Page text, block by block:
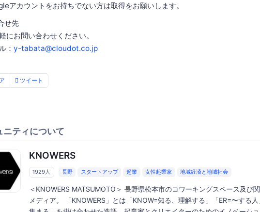
アカウントをお持ちでない方は取得をお願いします。
せ先
にお問い合わせください。
： y-tabata@cloudot.co.jp
ツイート
ニティについて
KNOWERS
1929人 長野 スタートアップ 起業 女性起業家 地域経済と地域社会
＜KNOWERS MATSUMOTO＞ 長野県松本市のコワーキングスペース及び
メディア。 「KNOWERS」とは「KNOW=知る、理解する」「ER=〜する